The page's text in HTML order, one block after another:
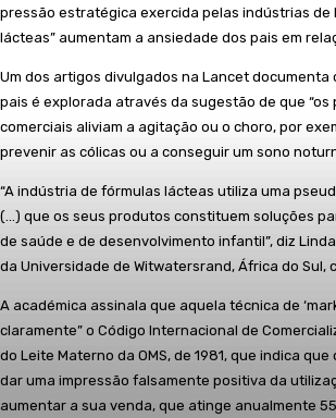
pressão estratégica exercida pelas indústrias de
lácteas” aumentam a ansiedade dos pais em
Um dos artigos divulgados na Lancet documenta
pais é explorada através da sugestão de que
comerciais aliviam a agitação ou o choro, por
prevenir as cólicas ou a conseguir um sono
“A indústria de fórmulas lácteas utiliza uma
(…) que os seus produtos constituem soluções
de saúde e de desenvolvimento infantil”, diz
da Universidade de Witwatersrand, África do Sul,
A académica assinala que aquela técnica de
claramente” o Código Internacional de
do Leite Materno da OMS, de 1981, que indica
dar uma impressão falsamente positiva da
aumentar a sua venda, que atinge anualmente